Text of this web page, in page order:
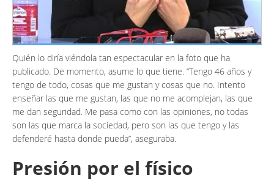
Quién lo diría viéndola tan espectacular en la foto que ha
publicado. De momento, asume lo que tiene. “Tengo 46 años y
tengo de todo, cosas que me gustan y cosas que no. Intento
enseñar las que me gustan, las que no me acomplejan, las que
me dan seguridad. Me pasa como con las opiniones, no todas
son las que marca la sociedad, pero son las que tengo y las
defenderé hasta donde pueda”, aseguraba.
Presión por el físico